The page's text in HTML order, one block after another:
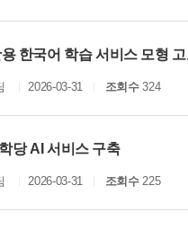
한국어 학습 서비스 모형
2026-03-31 조회수324
당 AI 서비스 구축
2026-03-31 조회수225